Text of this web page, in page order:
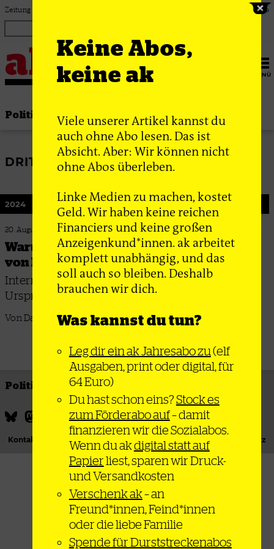
Zum Inhalt springen
Zeitung für linke Debatte & Praxis ak Abo
MENÜ
Politik Thema Bewegung Gesellschaft
DRITTE WELT
2024
20. August 2024
Warum manche Linke sich an der Seite
von Diktatoren wiederfinden
Internationalismus, Antiimperialismus und die
Ursprünge des Campismus
Von Dan La Botz
Politik Thema Bewegung
Kontakt Podcast Newsletter Impressum Datenschutz
Keine Abos,
keine ak
Viele unserer Artikel kannst du
auch ohne Abo lesen. Das ist
Absicht. Aber: Wir können nicht
ohne Abos überleben.
Linke Medien zu machen, kostet
Geld. Wir haben keine reichen
Financiers und keine großen
Anzeigenkund*innen. ak arbeitet
komplett unabhängig, und das
soll auch so bleiben. Deshalb
brauchen wir dich.
Was kannst du tun?
Leg dir ein ak Jahresabo zu(elf
Ausgaben, print oder digital, für
64 Euro)
Du hast schon eins?Stock es
zum Förderabo auf– damit
finanzieren wir die Sozialabos.
Wenn du akdigital statt auf
Papierliest, sparen wir Druck-
und Versandkosten
Verschenk ak– an
Freund*innen, Feind*innen
oder die liebe Familie
Spende für Durststreckenabos